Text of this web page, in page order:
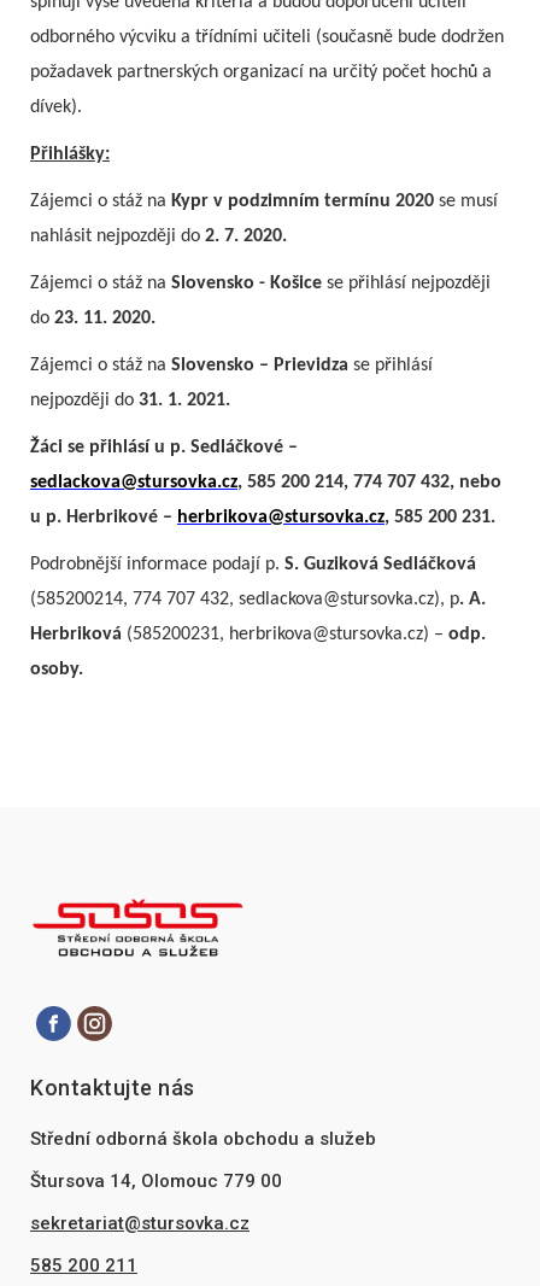
odborného výcviku a třídními učiteli (současně bude dodržen
požadavek partnerských organizací na určitý počet hochů a
dívek).
Přihlášky:
Zájemci o stáž na Kypr v podzimním termínu 2020 se musí
nahlásit nejpozději do 2. 7. 2020.
Zájemci o stáž na Slovensko - Košice se přihlásí nejpozději
do 23. 11. 2020.
Zájemci o stáž na Slovensko – Prievidza se přihlásí
nejpozději do 31. 1. 2021.
Žáci se přihlásí u p. Sedláčkové –
sedlackova@stursovka.cz, 585 200 214, 774 707 432, nebo
u p. Herbrikové – herbrikova@stursovka.cz, 585 200 231.
Podrobnější informace podají p. S. Guziková Sedláčková
(585200214, 774 707 432, sedlackova@stursovka.cz), p. A.
Herbriková (585200231, herbrikova@stursovka.cz) – odp.
osoby.
Kontaktujte nás
Střední odborná škola obchodu a služeb
Štursova 14, Olomouc 779 00
sekretariat@stursovka.cz
585 200 211